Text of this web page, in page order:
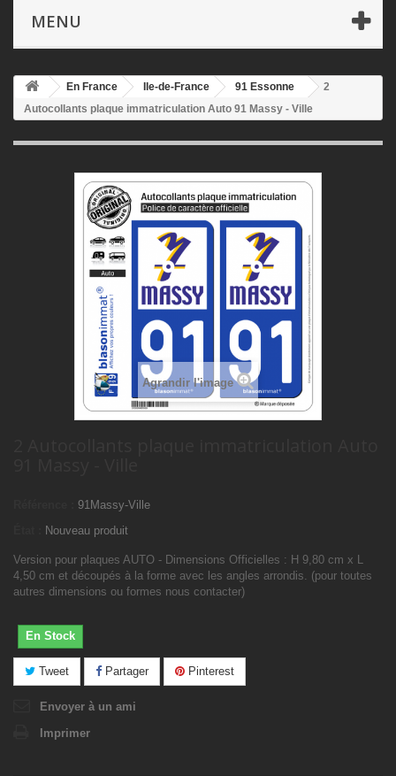
MENU
En France Ile-de-France 91 Essonne
2
Autocollants plaque immatriculation Auto 91 Massy - Ville
Agrandir l'image
91Massy-Ville
Nouveau produit
Version pour plaques AUTO - Dimensions Officielles : H 9,80 cm x L
4,50 cm et découpés à la forme avec les angles arrondis. (pour toutes
autres dimensions ou formes nous contacter)
En Stock
Tweet Partager Pinterest
Envoyer à un ami
Imprimer